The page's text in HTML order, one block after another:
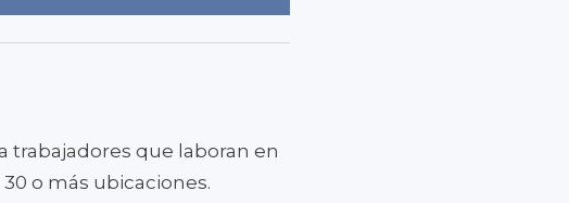
trabajadores que laboran en
o más ubicaciones.